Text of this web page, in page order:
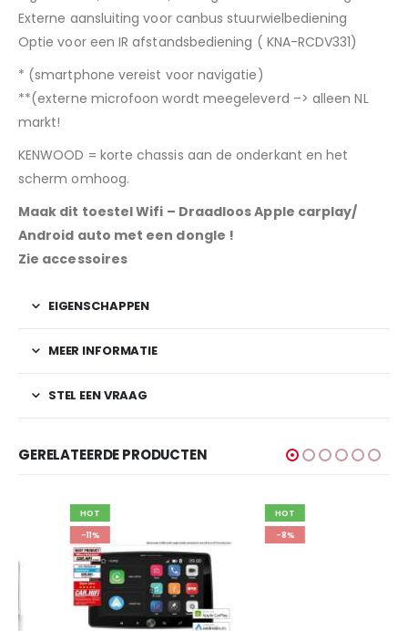
Externe aansluiting voor canbus stuurwielbediening
Optie voor een IR afstandsbediening ( KNA-RCDV331)
* (smartphone vereist voor navigatie)
**(externe microfoon wordt meegeleverd –> alleen NL
markt!
KENWOOD = korte chassis aan de onderkant en het
scherm omhoog.
Maak dit toestel Wifi – Draadloos Apple carplay/
Android auto met een dongle !
Zie accessoires
EIGENSCHAPPEN
MEER INFORMATIE
STEL EEN VRAAG
GERELATEERDE PRODUCTEN